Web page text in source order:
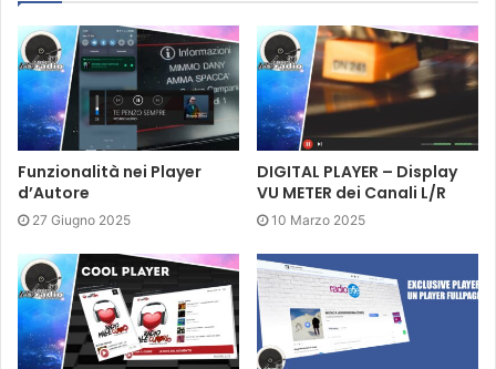
Funzionalità nei Player
d’Autore
27 Giugno 2025
DIGITAL PLAYER – Display
VU METER dei Canali L/R
10 Marzo 2025